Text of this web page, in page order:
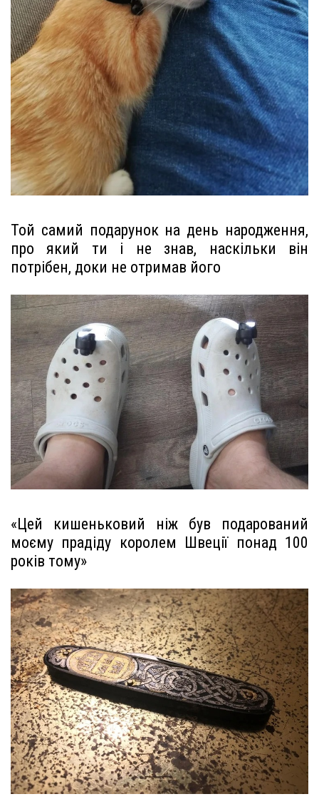
Той самий подарунок на день народження,
про який ти і не знав, наскільки він
потрібен, доки не отримав його
«Цей кишеньковий ніж був подарований
моєму прадіду королем Швеції понад 100
років тому»